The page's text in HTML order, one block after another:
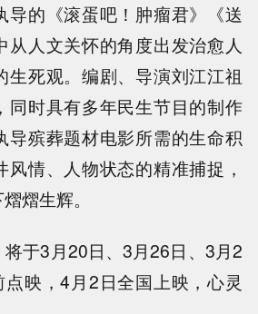
导的 《滚蛋吧！肿瘤君》《送
从 人文关怀的角度出发治愈人
生死观。编剧、导演刘江江祖
同时具有多年民生节目的制作
导殡葬题材电影所需的生命积
风情、人物状态的精准捕捉 ，
熠生辉。
将于3月20日、3月26日、3月2
映，4月2日全国上映，心灵